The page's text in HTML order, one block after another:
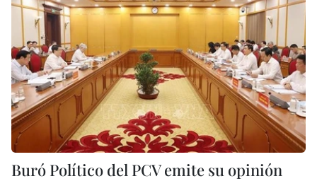
Buró Político del PCV emite su opinión